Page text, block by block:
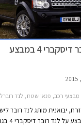
פריז 2016
4 במבצע
מבצעי רכב, פנאי שטח, לנד רוברלנד רובר
יבואנית מותג לנד רובר